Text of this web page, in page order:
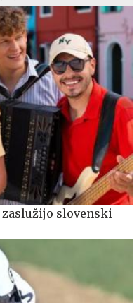
slovenski